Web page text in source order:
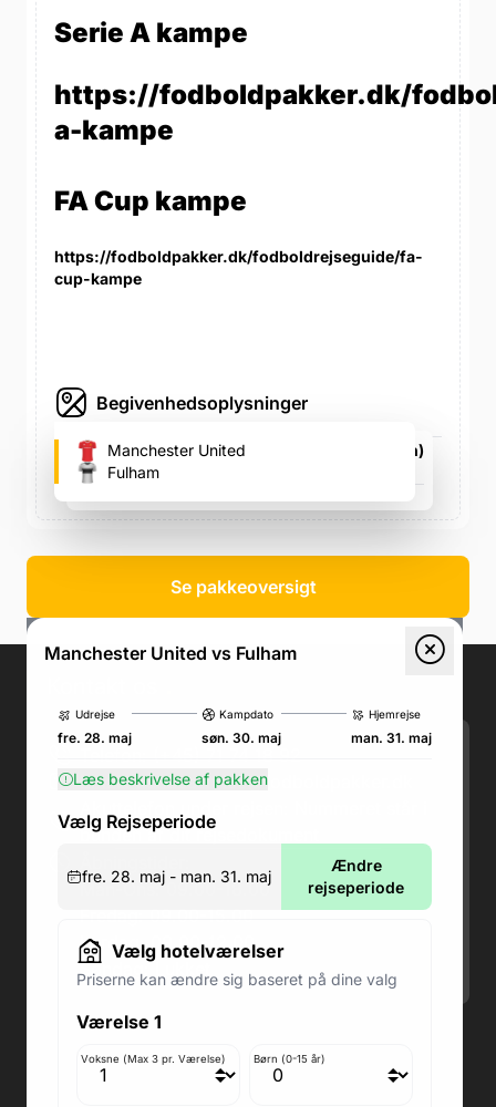
Serie A kampe
https://fodboldpakker.dk/
a-kampe
FA Cup kampe
https://fodboldpakker.dk/fodboldrejseguide/fa-
cup-kampe
Begivenhedsoplysninger
Old Trafford (Manchester U's fodboldstadion)
Sir Matt Busby Way, Sir Matt Busby Way
Manchester United
Fulham
Se pakkeoversigt
Manchester United vs Fulham
Udrejse
fre. 28. maj
Kampdato
søn. 30. maj
Hjemrejse
man. 31. maj
Læs beskrivelse af pakken
Vælg Rejseperiode
fre. 28. maj - man. 31. maj
Ændre
rejseperiode
Vælg hotelværelser
Priserne kan ændre sig baseret på dine valg
Værelse 1
Voksne (Max 3 pr. Værelse) Børn (0-15 år)
Email:kundeservice@fodboldpakker.dk
Akuttelefon under rejsen: Nummeret står i
bunden af dit rejsedokument
Man-Ons: 09.00-18.00
Lørdag: 09.00-12.00
Søndag: Lukket
Adresse butik: Fodboldpakker ApS Rosendal 1C
2860 Søborg
Medlem af rejsegarantifonden: 3350